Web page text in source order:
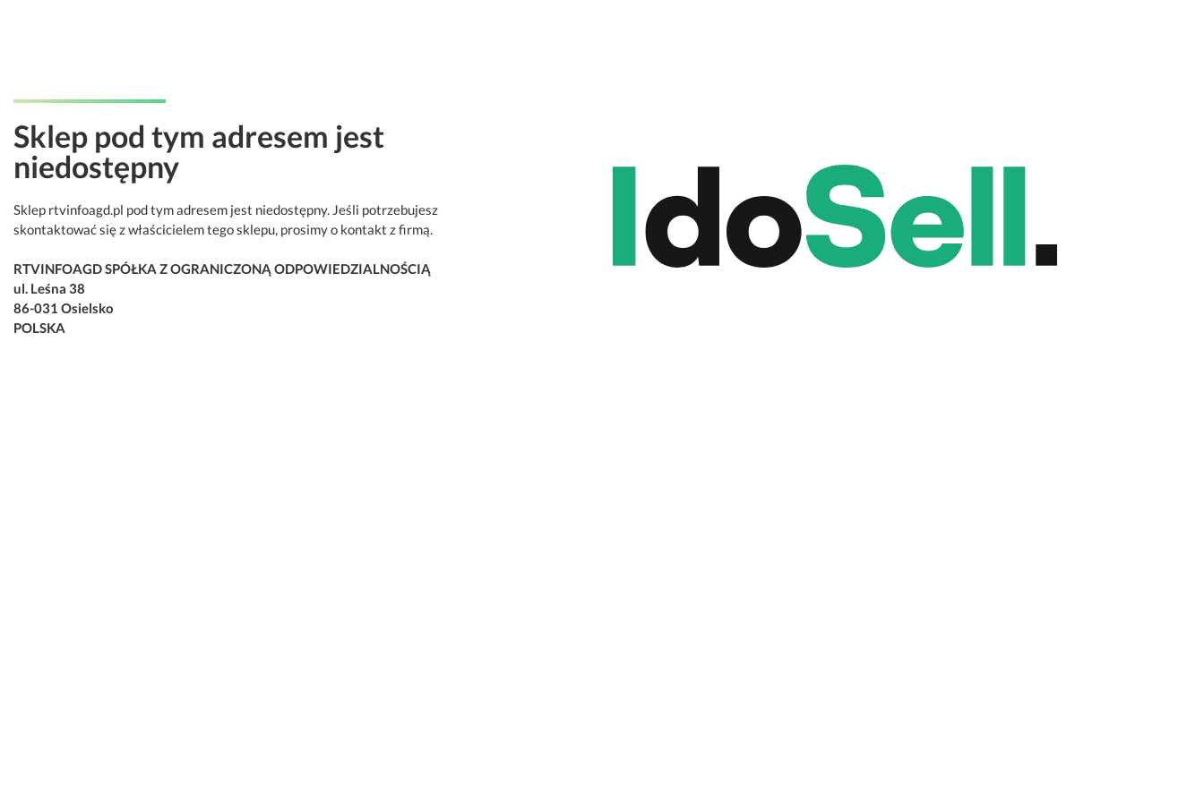
Sklep pod tym adresem jest
niedostępny
Sklep rtvinfoagd.pl pod tym adresem jest niedostępny. Jeśli potrzebujesz
skontaktować się z właścicielem tego sklepu, prosimy o kontakt z firmą.
RTVINFOAGD SPÓŁKA Z OGRANICZONĄ ODPOWIEDZIALNOŚCIĄ
ul. Leśna 38
86-031 Osielsko
POLSKA